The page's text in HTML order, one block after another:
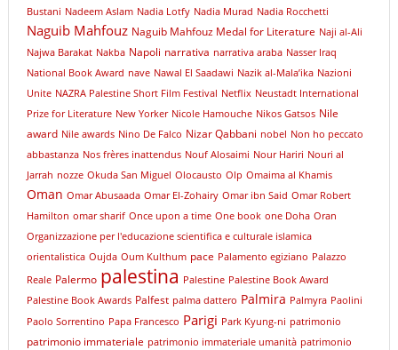
Bustani Nadeem Aslam Nadia Lotfy Nadia Murad Nadia Rocchetti
Naguib Mahfouz Naguib Mahfouz Medal for Literature Naji al-Ali
Najwa Barakat Nakba Napoli narrativa narrativa araba Nasser Iraq
National Book Award nave Nawal El Saadawi Nazik al-Mala’ika Nazioni
Unite NAZRA Palestine Short Film Festival Netflix Neustadt International
Prize for Literature New Yorker Nicole Hamouche Nikos Gatsos Nile
award Nile awards Nino De Falco Nizar Qabbani nobel Non ho peccato
abbastanza Nos frères inattendus Nouf Alosaimi Nour Hariri Nouri al
Jarrah nozze Okuda San Miguel Olocausto Olp Omaima al Khamis
Oman Omar Abusaada Omar El-Zohairy Omar ibn Said Omar Robert
Hamilton omar sharif Once upon a time One book one Doha Oran
Organizzazione per l'educazione scientifica e culturale islamica
orientalistica Oujda Oum Kulthum pace Palamento egiziano Palazzo
Reale Palermo palestina Palestine Palestine Book Award
Palestine Book Awards Palfest palma dattero Palmira Palmyra Paolini
Paolo Sorrentino Papa Francesco Parigi Park Kyung-ni patrimonio
patrimonio immateriale patrimonio immateriale umanità patrimonio